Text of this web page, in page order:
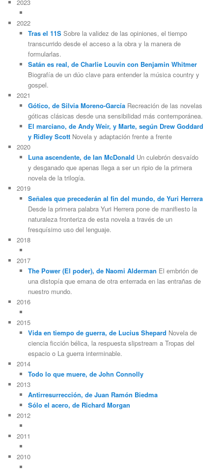
2023
2022
Tras el 11SSobre la validez de las opiniones, el tiempo
transcurrido desde el acceso a la obra y la manera de
formularlas.
Satán es real, de Charlie Louvin con Benjamin Whitmer
Biografía de un dúo clave para entender la música country y
gospel.
2021
Gótico, de Silvia Moreno-GarcíaRecreación de las novelas
góticas clásicas desde una sensibilidad más contemporánea.
El marciano, de Andy Weir, y Marte, según Drew Goddard
y Ridley ScottNovela y adaptación frente a frente
2020
Luna ascendente, de Ian McDonald Un culebrón desvaído
y desganado que apenas llega a ser un ripio de la primera
novela de la trilogía.
2019
Señales que precederán al fin del mundo, de Yuri Herrera
Desde la primera palabra Yuri Herrera pone de manifiesto la
naturaleza fronteriza de esta novela a través de un
fresquísimo uso del lenguaje.
2018
2017
The Power (El poder), de Naomi Alderman El embrión de
una distopía que emana de otra enterrada en las entrañas de
nuestro mundo.
2016
2015
Vida en tiempo de guerra, de Lucius Shepard Novela de
ciencia ficción bélica, la respuesta slipstream a Tropas del
espacio o La guerra interminable.
2014
Todo lo que muere, de John Connolly
2013
Antirresurrección, de Juan Ramón Biedma
Sólo el acero, de Richard Morgan
2012
2011
2010